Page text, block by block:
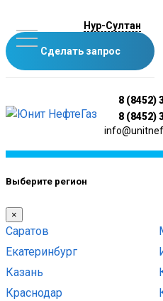
8 (8452)
8 (8452)
Нур-Султан
Сделать запрос
Выберите регион
×
Саратов
Екатеринбург
Казань
Краснодар